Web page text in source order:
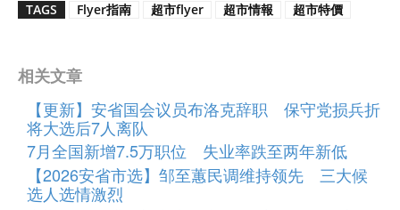
TAGS Flyer指南 超市flyer 超市情報 超市特價
相关文章
【更新】安省国会议员布洛克辞职 保守党损兵折
将大选后7人离队
7月全国新增7.5万职位 失业率跌至两年新低
【2026安省市选】邹至蕙民调维持领先 三大候
选人选情激烈